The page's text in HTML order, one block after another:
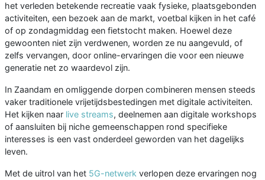
het verleden betekende recreatie vaak fysieke, plaatsgebonden
activiteiten, een bezoek aan de markt, voetbal kijken in het café
of op zondagmiddag een fietstocht maken. Hoewel deze
gewoonten niet zijn verdwenen, worden ze nu aangevuld, of
zelfs vervangen, door online-ervaringen die voor een nieuwe
generatie net zo waardevol zijn.
In Zaandam en omliggende dorpen combineren mensen steeds
vaker traditionele vrijetijdsbestedingen met digitale activiteiten.
Het kijken naar live streams, deelnemen aan digitale workshops
of aansluiten bij niche gemeenschappen rond specifieke
interesses is een vast onderdeel geworden van het dagelijks
leven.
Met de uitrol van het 5G-netwerk verlopen deze ervaringen nog